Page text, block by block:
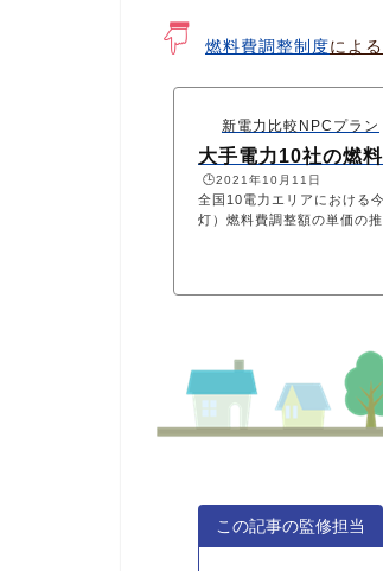
燃料費調整制度によ
新電力比較NPCプラン
大手電力10社の燃
🕒️2021年10月11日
全国10電力エリアにおける
灯）燃料費調整額の単価の
この記事の監修担当